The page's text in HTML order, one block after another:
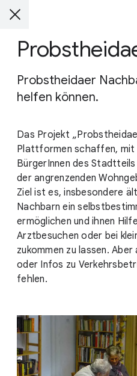
Probstheidaer
helfen können.
Das Projekt
Plattformen schaffen, mit
BürgerInnen des
der angrenzenden
Ziel ist es, insbesondere
Nachbarn ein
ermöglichen und ihnen
Arztbesuchen oder bei
zukommen zu lassen.
oder Infos zu
fehlen.